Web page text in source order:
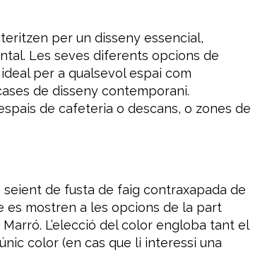
per un disseny essencial,
Les seves diferents opcions de
per a qualsevol espai com
de disseny contemporani.
de cafeteria o descans, o zones de
de fusta de faig contraxapada de
es mostren a les opcions de la part
L’elecció del color engloba tant el
color (en cas que li interessi una